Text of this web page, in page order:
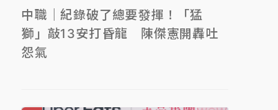
中職｜紀錄破了總要發揮！「猛
獅」敲13安打昏龍 陳傑憲開轟吐
怨氣